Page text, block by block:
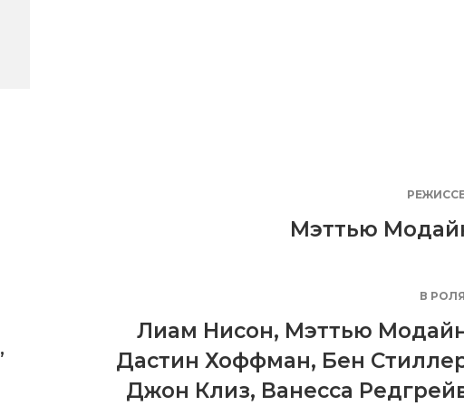
,
Мэттью
В
Лиам Нисон, Мэттью
Дастин Хоффман, Бен
Джон Клиз, Ванесса